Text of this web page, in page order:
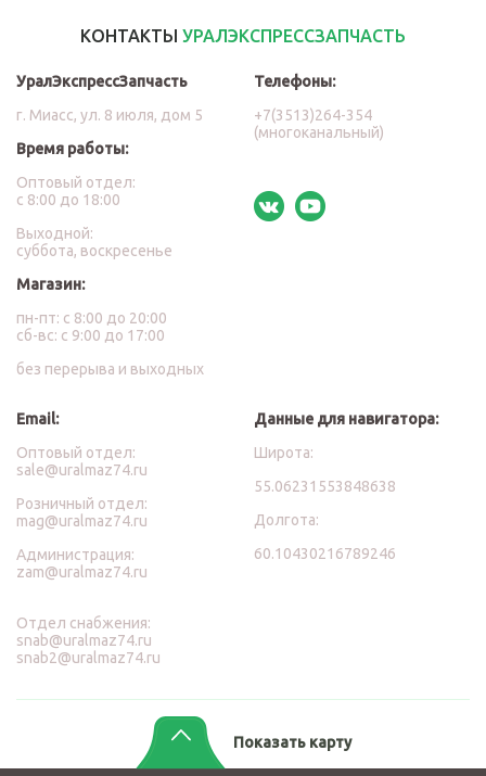
КОНТАКТЫ УРАЛЭКСПРЕССЗАПЧАСТЬ
УралЭкспрессЗапчасть
г. Миасс, ул. 8 июля, дом 5
Время работы:
Оптовый отдел:
с 8:00 до 18:00
Выходной:
суббота, воскресенье
Магазин:
пн-пт: с 8:00 до 20:00
сб-вс: с 9:00 до 17:00
без перерыва и выходных
Телефоны:
+7(3513)264-354
(многоканальный)
Email:
Оптовый отдел:
sale@uralmaz74.ru
Розничный отдел:
mag@uralmaz74.ru
Администрация:
zam@uralmaz74.ru
Отдел снабжения:
snab@uralmaz74.ru
snab2@uralmaz74.ru
Данные для навигатора:
Широта:
55.06231553848638
Долгота:
60.10430216789246
Показать карту